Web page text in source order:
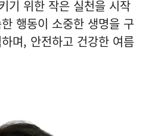
기 위한 작은 실천을 시작
행동이 소중한 생명을 구
며, 안전하고 건강한 여름